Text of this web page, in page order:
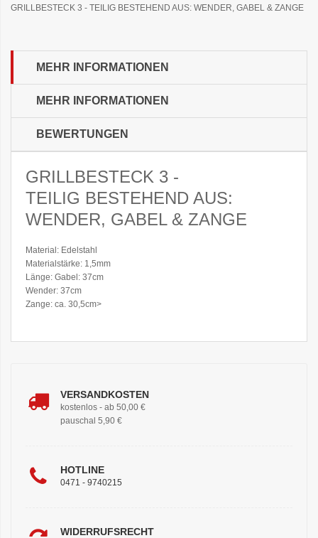
GRILLBESTECK 3 - TEILIG BESTEHEND AUS: WENDER, GABEL & ZANGE
MEHR INFORMATIONEN
MEHR INFORMATIONEN
BEWERTUNGEN
GRILLBESTECK 3 -
TEILIG BESTEHEND AUS:
WENDER, GABEL & ZANGE
Material: Edelstahl
Materialstärke: 1,5mm
Länge: Gabel: 37cm
Wender: 37cm
Zange: ca. 30,5cm>
VERSANDKOSTEN
kostenlos - ab 50,00 €
pauschal 5,90 €
HOTLINE
0471 - 9740215
WIDERRUFSRECHT